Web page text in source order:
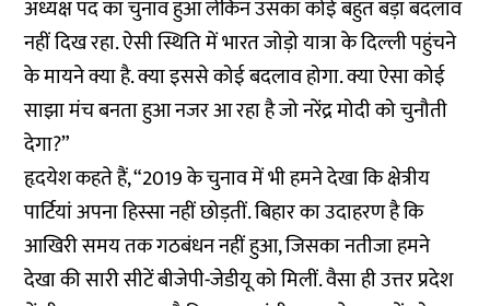
अध्यक्ष पद का चुनाव हुआ लेकिन उसका कोई बहुत बड़ा बदलाव
नहीं दिख रहा. ऐसी स्थिति में भारत जोड़ो यात्रा के दिल्ली पहुंचने
के मायने क्या है. क्या इससे कोई बदलाव होगा. क्या ऐसा कोई
साझा मंच बनता हुआ नजर आ रहा है जो नरेंद्र मोदी को चुनौती
देगा?”
हृदयेश कहते हैं, “2019 के चुनाव में भी हमने देखा कि क्षेत्रीय
पार्टियां अपना हिस्सा नहीं छोड़तीं. बिहार का उदाहरण है कि
आखिरी समय तक गठबंधन नहीं हुआ, जिसका नतीजा हमने
देखा की सारी सीटें बीजेपी-जेडीयू को मिलीं. वैसा ही उत्तर प्रदेश